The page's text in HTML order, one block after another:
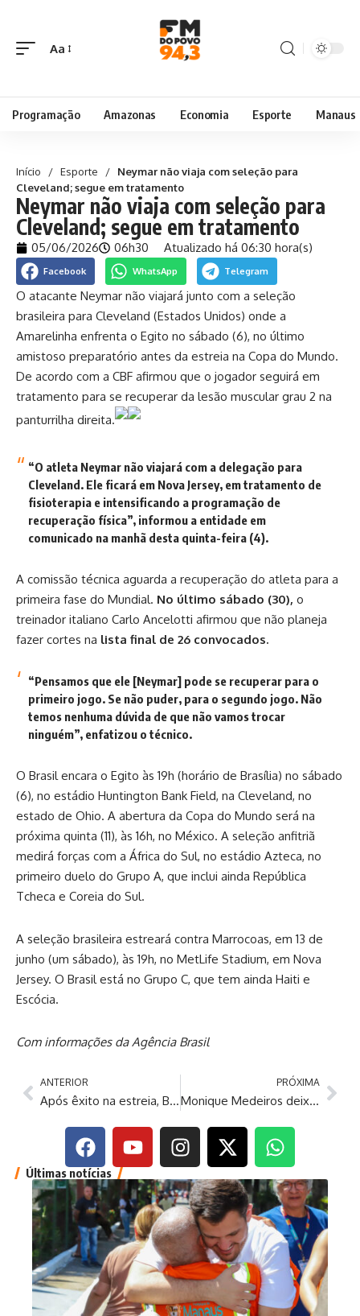
Aa
Programação Amazonas Economia Esporte Manaus
Início / Esporte /
Neymar não viaja com seleção para
Cleveland; segue em tratamento
Neymar não viaja com seleção para
Cleveland; segue em tratamento
05/06/2026 06h30 Atualizado há 06:30 hora(s)
Facebook WhatsApp Telegram
O atacante Neymar não viajará junto com a seleção
brasileira para Cleveland (Estados Unidos) onde a
Amarelinha enfrenta o Egito no sábado (6), no último
amistoso preparatório antes da estreia na Copa do Mundo.
De acordo com a CBF afirmou que o jogador seguirá em
tratamento para se recuperar da lesão muscular grau 2 na
panturrilha direita.
“O atleta Neymar não viajará com a delegação para
Cleveland. Ele ficará em Nova Jersey, em tratamento de
fisioterapia e intensificando a programação de
recuperação física”, informou a entidade em
comunicado na manhã desta quinta-feira (4).
A comissão técnica aguarda a recuperação do atleta para a
primeira fase do Mundial. No último sábado (30), o
treinador italiano Carlo Ancelotti afirmou que não planeja
fazer cortes na lista final de 26 convocados.
“Pensamos que ele [Neymar] pode se recuperar para o
primeiro jogo. Se não puder, para o segundo jogo. Não
temos nenhuma dúvida de que não vamos trocar
ninguém”, enfatizou o técnico.
O Brasil encara o Egito às 19h (horário de Brasília) no sábado
(6), no estádio Huntington Bank Field, na Cleveland, no
estado de Ohio. A abertura da Copa do Mundo será na
próxima quinta (11), às 16h, no México. A seleção anfitriã
medirá forças com a África do Sul, no estádio Azteca, no
primeiro duelo do Grupo A, que inclui ainda República
Tcheca e Coreia do Sul.
A seleção brasileira estreará contra Marrocoas, em 13 de
junho (um sábado), às 19h, no MetLife Stadium, em Nova
Jersey. O Brasil está no Grupo C, que tem ainda Haiti e
Escócia.
Com informações da Agência Brasil
ANTERIOR
Após êxito na estreia, Brasil volta a vencer na Liga das Nações
PRÓXIMA
Monique Medeiros deixa a prisão no Rio; MP vai recorrer da decisão
Últimas notícias